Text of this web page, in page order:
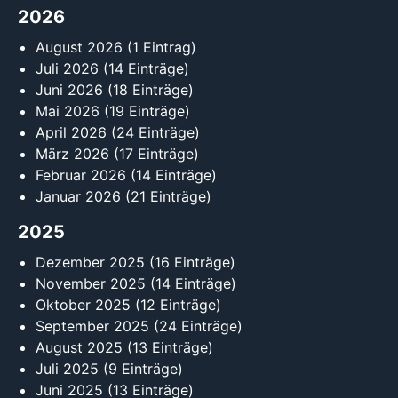
2026
August 2026 (1 Eintrag)
Juli 2026 (14 Einträge)
Juni 2026 (18 Einträge)
Mai 2026 (19 Einträge)
April 2026 (24 Einträge)
März 2026 (17 Einträge)
Februar 2026 (14 Einträge)
Januar 2026 (21 Einträge)
2025
Dezember 2025 (16 Einträge)
November 2025 (14 Einträge)
Oktober 2025 (12 Einträge)
September 2025 (24 Einträge)
August 2025 (13 Einträge)
Juli 2025 (9 Einträge)
Juni 2025 (13 Einträge)